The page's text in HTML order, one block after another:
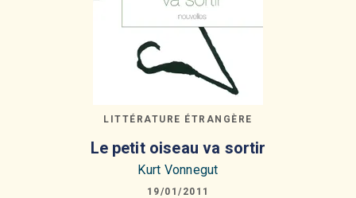
LITTÉRATURE ÉTRANGÈRE
Le petit oiseau va sortir
Kurt Vonnegut
19/01/2011